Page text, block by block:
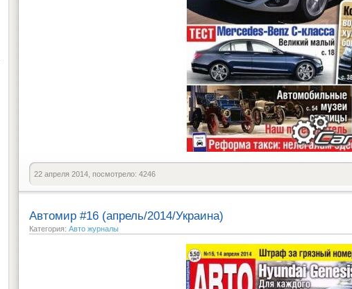
22 апреля 2014, посмотрело: 4246
Автомир #16 (апрель/2014/Украина)
Категория: Авто журналы